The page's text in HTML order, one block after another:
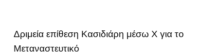
Δριμεία επίθεση Κασιδιάρη μέσω Χ για το
Μεταναστευτικό